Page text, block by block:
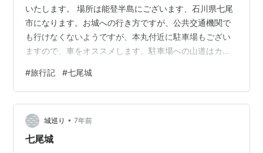
いたします。 場所は能登半島にございます、石川県七尾
市になります。お城への行き方ですが、公共交通機関で
も行けなくないようですが、本丸付近に駐車場もござい
ますので、車をオススメします。駐車場への山道はカー
場から本丸跡まで、徒歩１５分～２０分ぐらいです。 も
ちろん平吉もレンタカーを利用しました。 平吉は七尾城
行くのは２回目になります。初回は本丸までの山道が台
風の影響により、不通になっていたためです。２回目に
訪れた時には山道は修復されており、無事に登城するこ
#旅行記 #七尾城
城巡り • 7年前
七尾城